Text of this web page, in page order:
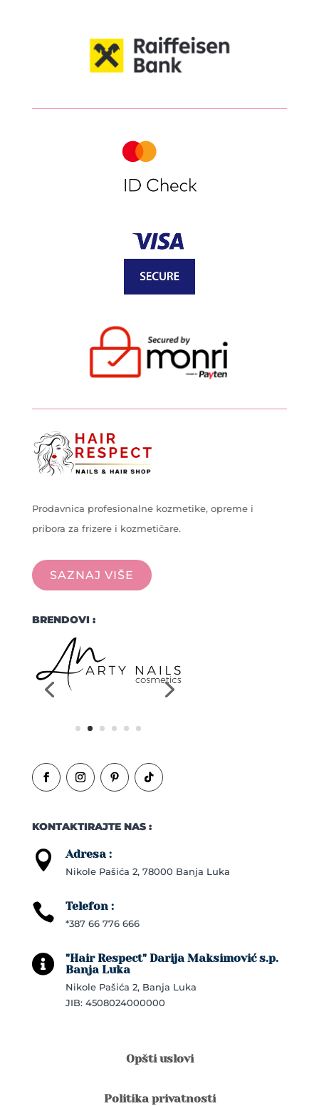
Prodavnica profesionalne kozmetike, opreme i
pribora za frizere i kozmetičare.
SAZNAJ VIŠE
BRENDOVI :
KONTAKTIRAJTE NAS :
 Adresa :
Nikole Pašića 2, 78000 Banja Luka
 Telefon :
*387 66 776 666

"Hair Respect" Darija Maksimović s.p.
Banja Luka
Nikole Pašića 2, Banja Luka
JIB: 4508024000000
Opšti uslovi
Politika privatnosti